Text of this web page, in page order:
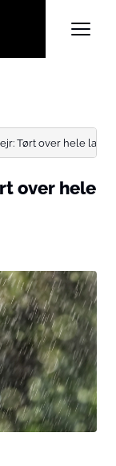
Tørt over hele
over hele